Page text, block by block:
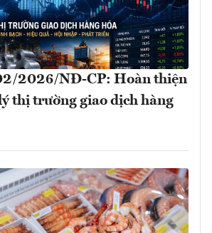
2026/NĐ-CP: Hoàn thiện
thị trường giao dịch hàng